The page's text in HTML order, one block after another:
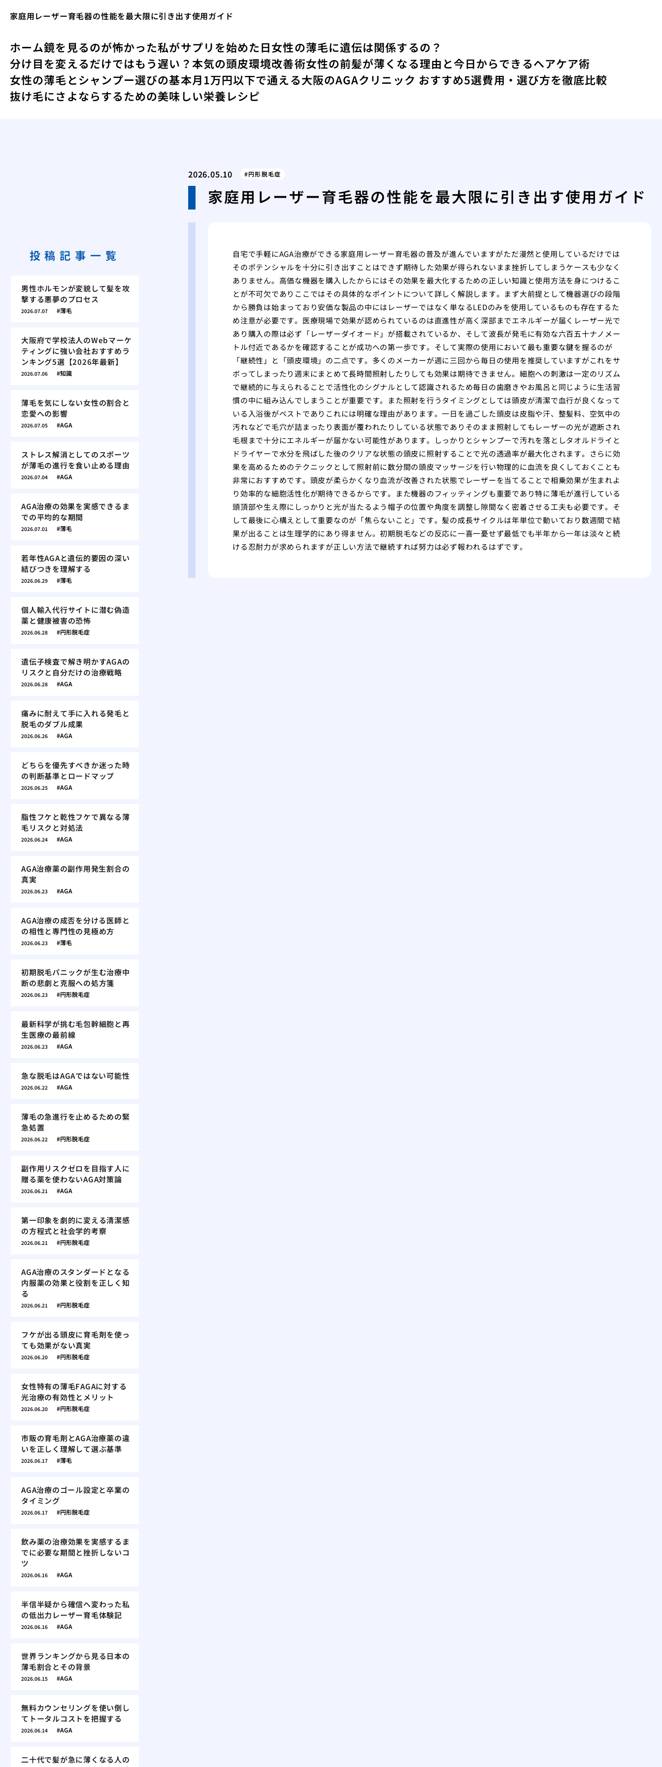
家庭用レーザー育毛器の性能を最大限に引き出す使用ガイド
ホーム鏡を見るのが怖かった私がサプリを始めた日女性の薄毛に遺伝は関係するの？
分け目を変えるだけではもう遅い？本気の頭皮環境改善術女性の前髪が薄くなる理由と今日からできるヘアケア術
女性の薄毛とシャンプー選びの基本月1万円以下で通える大阪のAGAクリニック おすすめ5選費用・選び方を徹底比較
抜け毛にさよならするための美味しい栄養レシピ
2026.05.10 円形脱毛症
家庭用レーザー育毛器の性能を最大限に引き出す使用ガイド
自宅で手軽にAGA治療ができる家庭用レーザー育毛器の普及が進んでいますがただ漫然と使用しているだけでは
そのポテンシャルを十分に引き出すことはできず期待した効果が得られないまま挫折してしまうケースも少なく
ありません。高価な機器を購入したからにはその効果を最大化するための正しい知識と使用方法を身につけるこ
とが不可欠でありここではその具体的なポイントについて詳しく解説します。まず大前提として機器選びの段階
から勝負は始まっており安価な製品の中にはレーザーではなく単なるLEDのみを使用しているものも存在するた
め注意が必要です。医療現場で効果が認められているのは直進性が高く深部までエネルギーが届くレーザー光で
あり購入の際は必ず「レーザーダイオード」が搭載されているか、そして波長が発毛に有効な六百五十ナノメー
トル付近であるかを確認することが成功への第一歩です。そして実際の使用において最も重要な鍵を握るのが
「継続性」と「頭皮環境」の二点です。多くのメーカーが週に三回から毎日の使用を推奨していますがこれをサ
ボってしまったり週末にまとめて長時間照射したりしても効果は期待できません。細胞への刺激は一定のリズム
で継続的に与えられることで活性化のシグナルとして認識されるため毎日の歯磨きやお風呂と同じように生活習
慣の中に組み込んでしまうことが重要です。また照射を行うタイミングとしては頭皮が清潔で血行が良くなって
いる入浴後がベストでありこれには明確な理由があります。一日を過ごした頭皮は皮脂や汗、整髪料、空気中の
汚れなどで毛穴が詰まったり表面が覆われたりしている状態でありそのまま照射してもレーザーの光が遮断され
毛根まで十分にエネルギーが届かない可能性があります。しっかりとシャンプーで汚れを落としタオルドライと
ドライヤーで水分を飛ばした後のクリアな状態の頭皮に照射することで光の透過率が最大化されます。さらに効
果を高めるためのテクニックとして照射前に数分間の頭皮マッサージを行い物理的に血流を良くしておくことも
非常におすすめです。頭皮が柔らかくなり血流が改善された状態でレーザーを当てることで相乗効果が生まれよ
り効率的な細胞活性化が期待できるからです。また機器のフィッティングも重要であり特に薄毛が進行している
頭頂部や生え際にしっかりと光が当たるよう帽子の位置や角度を調整し隙間なく密着させる工夫も必要です。そ
して最後に心構えとして重要なのが「焦らないこと」です。髪の成長サイクルは年単位で動いており数週間で結
果が出ることは生理学的にあり得ません。初期脱毛などの反応に一喜一憂せず最低でも半年から一年は淡々と続
ける忍耐力が求められますが正しい方法で継続すれば努力は必ず報われるはずです。
投稿記事一覧
男性ホルモンが変貌して髪を攻
撃する悪夢のプロセス
2026.07.07 薄毛
大阪府で学校法人のWebマーケ
ティングに強い会社おすすめラ
ンキング5選【2026年最新】
2026.07.06 知識
薄毛を気にしない女性の割合と
恋愛への影響
2026.07.05 AGA
ストレス解消としてのスポーツ
が薄毛の進行を食い止める理由
2026.07.04 AGA
AGA治療の効果を実感できるま
での平均的な期間
2026.07.01 薄毛
若年性AGAと遺伝的要因の深い
結びつきを理解する
2026.06.29 薄毛
個人輸入代行サイトに潜む偽造
薬と健康被害の恐怖
2026.06.28 円形脱毛症
遺伝子検査で解き明かすAGAの
リスクと自分だけの治療戦略
2026.06.28 AGA
痛みに耐えて手に入れる発毛と
脱毛のダブル成果
2026.06.26 AGA
どちらを優先すべきか迷った時
の判断基準とロードマップ
2026.06.25 AGA
脂性フケと乾性フケで異なる薄
毛リスクと対処法
2026.06.24 AGA
AGA治療薬の副作用発生割合の
真実
2026.06.23 AGA
AGA治療の成否を分ける医師と
の相性と専門性の見極め方
2026.06.23 薄毛
初期脱毛パニックが生む治療中
断の悲劇と克服への処方箋
2026.06.23 円形脱毛症
最新科学が挑む毛包幹細胞と再
生医療の最前線
2026.06.23 AGA
急な脱毛はAGAではない可能性
2026.06.22 AGA
薄毛の急進行を止めるための緊
急処置
2026.06.22 円形脱毛症
副作用リスクゼロを目指す人に
贈る薬を使わないAGA対策論
2026.06.21 AGA
第一印象を劇的に変える清潔感
の方程式と社会学的考察
2026.06.21 円形脱毛症
AGA治療のスタンダードとなる
内服薬の効果と役割を正しく知
る
2026.06.21 円形脱毛症
フケが出る頭皮に育毛剤を使っ
ても効果がない真実
2026.06.20 円形脱毛症
女性特有の薄毛FAGAに対する
光治療の有効性とメリット
2026.06.20 円形脱毛症
市販の育毛剤とAGA治療薬の違
いを正しく理解して選ぶ基準
2026.06.17 薄毛
AGA治療のゴール設定と卒業の
タイミング
2026.06.17 円形脱毛症
飲み薬の治療効果を実感するま
でに必要な期間と挫折しないコ
ツ
2026.06.16 AGA
半信半疑から確信へ変わった私
の低出力レーザー育毛体験記
2026.06.16 AGA
世界ランキングから見る日本の
薄毛割合とその背景
2026.06.15 AGA
無料カウンセリングを使い倒し
てトータルコストを把握する
2026.06.14 AGA
二十代で髪が急に薄くなる人の